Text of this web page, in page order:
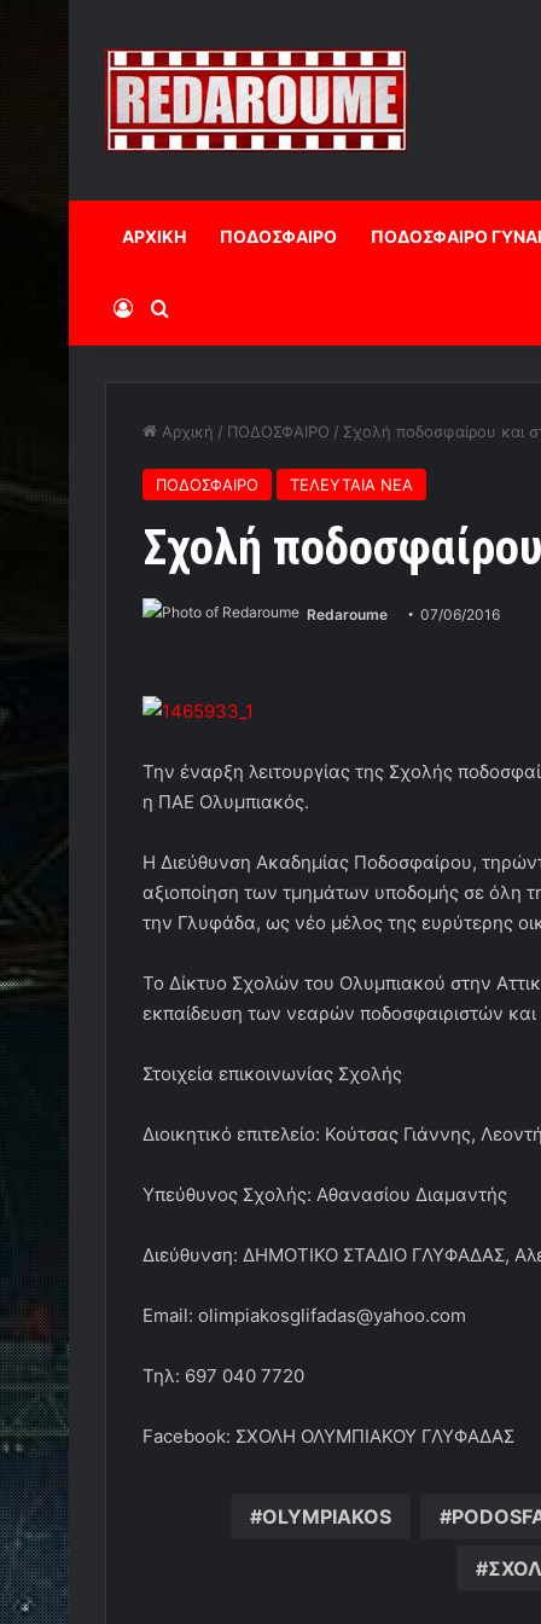
ΑΡΧΙΚΗ ΠΟΔΟΣΦΑΙΡΟ ΠΟΔΟΣΦΑΙΡΟ
Log InΑναζήτηση
Αρχική / ΠΟΔΟΣΦΑΙΡΟ / Σχολή ποδοσφαίρου και
ΠΟΔΟΣΦΑΙΡΟ ΤΕΛΕΥΤΑΙΑ ΝΕΑ
Σχολή
Redaroume 07/06/2016
Την έναρξη λειτουργίας της Σχολής
η ΠΑΕ Ολυμπιακός.
Η Διεύθυνση Ακαδημίας Ποδοσφαίρου,
αξιοποίηση των τμημάτων υποδομής σε όλη
την Γλυφάδα, ως νέο μέλος της ευρύτερης
Το Δίκτυο Σχολών του Ολυμπιακού στην
εκπαίδευση των νεαρών ποδοσφαιριστών
Στοιχεία επικοινωνίας Σχολής
Διοικητικό επιτελείο: Κούτσας Γιάννης,
Υπεύθυνος Σχολής: Αθανασίου Διαμαντής
Διεύθυνση: ΔΗΜΟΤΙΚΟ ΣΤΑΔΙΟ ΓΛΥΦΑΔΑΣ,
Email: olimpiakosglifadas@yahoo.com
Τηλ: 697 040 7720
Facebook: ΣΧΟΛΗ ΟΛΥΜΠΙΑΚΟΥ ΓΛΥΦΑΔΑΣ
OLYMPIAKOS